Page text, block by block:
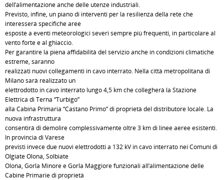
dell’alimentazione anche delle utenze industriali.
Previsto, infine, un piano di interventi per la resilienza della rete che
interesserà specifiche aree
esposte a eventi meteorologici severi sempre più frequenti, in particolare al
vento forte e al ghiaccio.
Per garantire la piena affidabilità del servizio anche in condizioni climatiche
estreme, saranno
realizzati nuovi collegamenti in cavo interrato. Nella città metropolitana di
Milano sarà realizzato un
elettrodotto in cavo interrato lungo 4,5 km che collegherà la Stazione
Elettrica di Terna “Turbigo”
alla Cabina Primaria “Castano Primo” di proprietà del distributore locale. La
nuova infrastruttura
consentirà di demolire complessivamente oltre 3 km di linee aeree esistenti.
In provincia di Varese
previsti invece due nuovi elettrodotti a 132 kV in cavo interrato nei Comuni di
Olgiate Olona, Solbiate
Olona, Gorla Minore e Gorla Maggiore funzionali all’alimentazione delle
Cabine Primarie di proprietà